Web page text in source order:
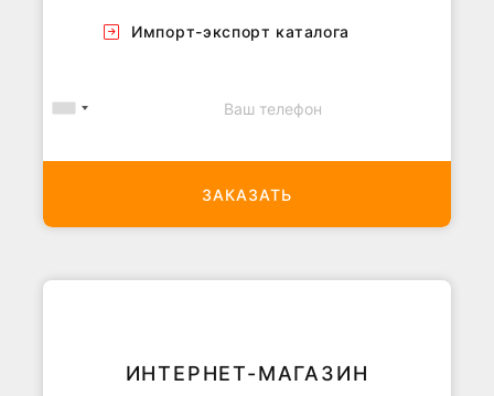
Импорт-экспорт каталога
ЗАКАЗАТЬ
ИНТЕРНЕТ-МАГАЗИН